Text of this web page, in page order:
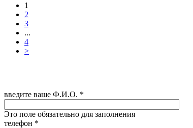
1
2
3
...
4
>
введите ваше Ф.И.О. *
Это поле обязательно для заполнения
телефон *